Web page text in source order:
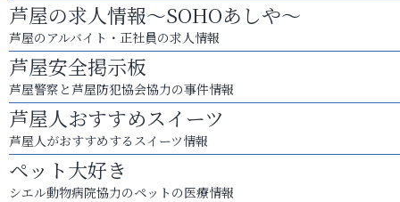
芦屋の求人情報～SOHOあしや～
芦屋のアルバイト・正社員の求人情報
芦屋安全掲示板
芦屋警察と芦屋防犯協会協力の事件情報
芦屋人おすすめスイーツ
芦屋人がおすすめするスイーツ情報
ペット大好き
シエル動物病院協力のペットの医療情報